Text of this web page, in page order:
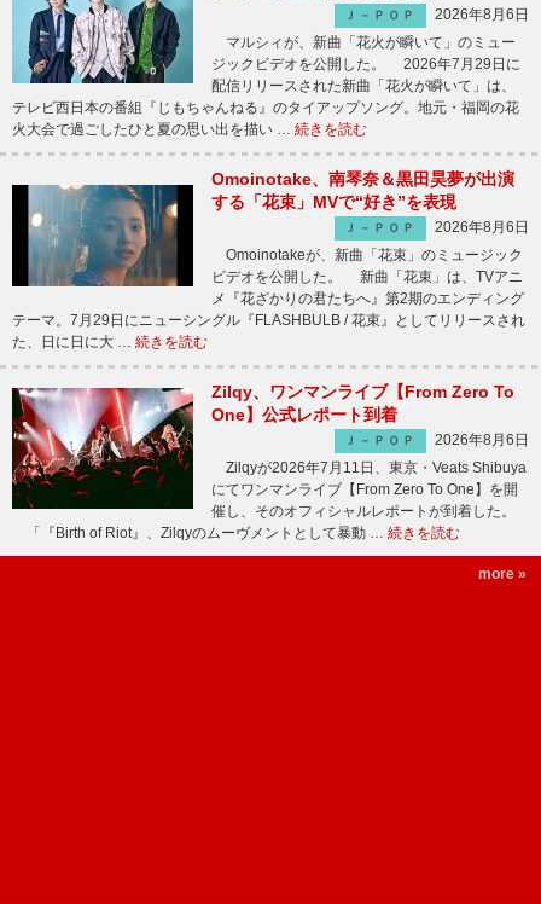
Ｊ－ＰＯＰ
2026年8月6日
マルシィが、新曲「花火が瞬いて」のミュー
ジックビデオを公開した。 2026年7月29日に
配信リリースされた新曲「花火が瞬いて」は、
テレビ西日本の番組『じもちゃんねる』のタイアップソング。地元・福岡の花
火大会で過ごしたひと夏の思い出を描い … 続きを読む
Omoinotake、南琴奈＆黒田昊夢が出演
する「花束」MVで“好き”を表現
Ｊ－ＰＯＰ
2026年8月6日
Omoinotakeが、新曲「花束」のミュージック
ビデオを公開した。 新曲「花束」は、TVアニ
メ『花ざかりの君たちへ』第2期のエンディング
テーマ。7月29日にニューシングル『FLASHBULB / 花束』としてリリースされ
た、日に日に大 … 続きを読む
Zilqy、ワンマンライブ【From Zero To
One】公式レポート到着
Ｊ－ＰＯＰ
2026年8月6日
Zilqyが2026年7月11日、東京・Veats Shibuya
にてワンマンライブ【From Zero To One】を開
催し、そのオフィシャルレポートが到着した。
「『Birth of Riot』、Zilqyのムーヴメントとして暴動 … 続きを読む
more »